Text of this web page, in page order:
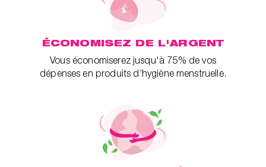
ÉCONOMISEZ DE L'ARGENT
Vous économiserez jusqu'à 75% de vos
dépenses en produits d’hygiène menstruelle.